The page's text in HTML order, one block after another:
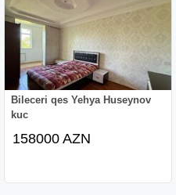
Bileceri qes Yehya Huseynov
kuc
158000 AZN